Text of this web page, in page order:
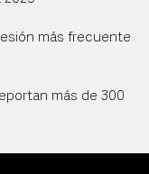
más frecuente
más de 300